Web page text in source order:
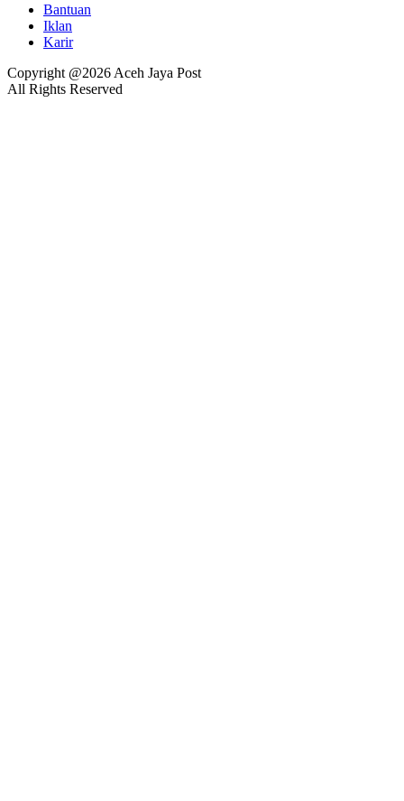
Bantuan
Iklan
Karir
Copyright @2026 Aceh Jaya Post
All Rights Reserved